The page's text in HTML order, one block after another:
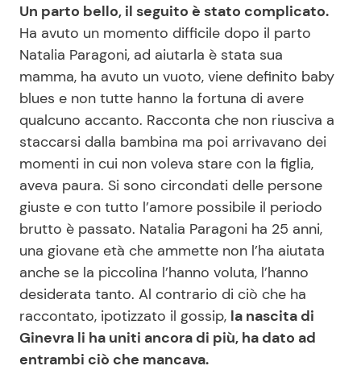
Disclaimer e Privacy
Redazione
Contattaci
Privacy Policy
Un parto bello, il seguito è stato complicato.
Ha avuto un momento difficile dopo il parto
Natalia Paragoni, ad aiutarla è stata sua
mamma, ha avuto un vuoto, viene definito baby
blues e non tutte hanno la fortuna di avere
qualcuno accanto. Racconta che non riusciva a
staccarsi dalla bambina ma poi arrivavano dei
momenti in cui non voleva stare con la figlia,
aveva paura. Si sono circondati delle persone
giuste e con tutto l’amore possibile il periodo
brutto è passato. Natalia Paragoni ha 25 anni,
una giovane età che ammette non l’ha aiutata
anche se la piccolina l’hanno voluta, l’hanno
desiderata tanto. Al contrario di ciò che ha
raccontato, ipotizzato il gossip, la nascita di
Ginevra li ha uniti ancora di più, ha dato ad
entrambi ciò che mancava.